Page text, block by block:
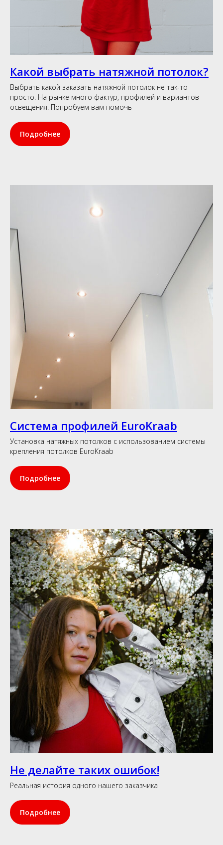
Какой выбрать натяжной потолок?
Выбрать какой заказать натяжной потолок не так-то
просто. На рынке много фактур, профилей и вариантов
освещения. Попробуем вам помочь
Подробнее
Система профилей EuroKraab
Установка натяжных потолков с использованием системы
крепления потолков EuroKraab
Подробнее
Не делайте таких ошибок!
Реальная история одного нашего заказчика
Подробнее